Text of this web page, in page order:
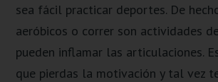
sea fácil practicar deportes. De
aeróbicos o correr son actividades
pueden inflamar las articulaciones.
que pierdas la motivación y tal vez